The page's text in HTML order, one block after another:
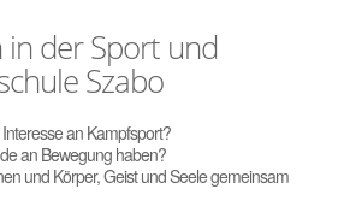
der Sport und
Szabo
an Kampfsport?
an Bewegung haben?
und Körper, Geist und Seele gemeinsam